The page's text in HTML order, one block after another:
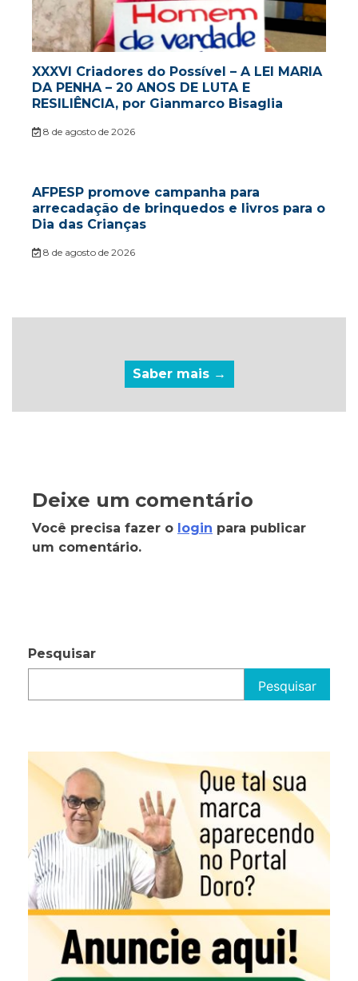
XXXVI Criadores do Possível – A LEI MARIA
DA PENHA – 20 ANOS DE LUTA E
RESILIÊNCIA, por Gianmarco Bisaglia
8 de agosto de 2026
AFPESP promove campanha para
arrecadação de brinquedos e livros para o
Dia das Crianças
8 de agosto de 2026
Saber mais →
Deixe um comentário
Você precisa fazer o login para publicar
um comentário.
Pesquisar
Pesquisar